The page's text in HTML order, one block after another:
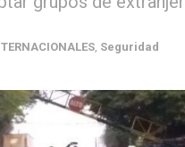
Seguridad